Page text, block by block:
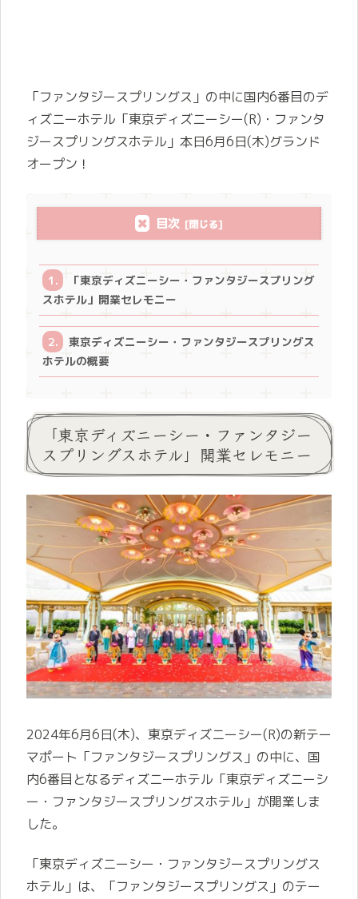
「ファンタジースプリングス」の中に国内6番目のデ
ィズニーホテル「東京ディズニーシー(R)・ファンタ
ジースプリングスホテル」本日6月6日(木)グランド
オープン！
目次
「東京ディズニーシー・ファンタジースプリング
スホテル」開業セレモニー
東京ディズニーシー・ファンタジースプリングス
ホテルの概要
「東京ディズニーシー・ファンタジー
スプリングスホテル」開業セレモニー
2024年6月6日(木)、東京ディズニーシー(R)の新テー
マポート「ファンタジースプリングス」の中に、国
内6番目となるディズニーホテル「東京ディズニーシ
ー・ファンタジースプリングスホテル」が開業しま
した。
「東京ディズニーシー・ファンタジースプリングス
ホテル」は、「ファンタジースプリングス」のテー